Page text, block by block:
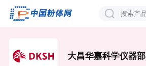
大昌华嘉科学仪器部